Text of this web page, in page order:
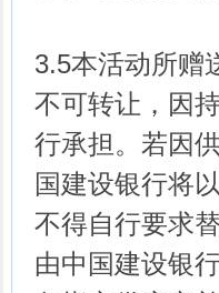
3.5本活动所赠
不可转让，因
行承担。若因
国建设银行将
不得自行要求
由中国建设银